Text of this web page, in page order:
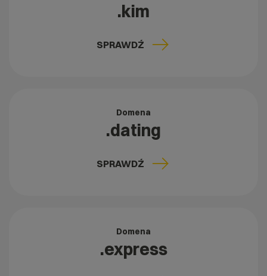
.kim
SPRAWDŹ
Domena
.dating
SPRAWDŹ
Domena
.express